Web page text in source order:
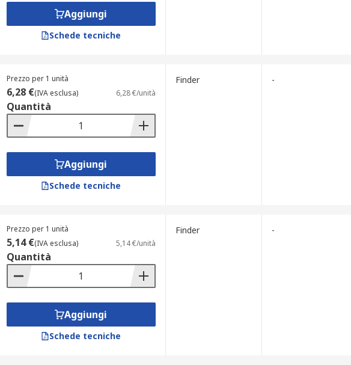
Aggiungi
Schede tecniche
Prezzo per 1 unità
6,28 €(IVA esclusa) 6,28 €/unità
Quantità
Aggiungi
Schede tecniche
Finder -
Prezzo per 1 unità
5,14 €(IVA esclusa) 5,14 €/unità
Quantità
Aggiungi
Schede tecniche
Finder -